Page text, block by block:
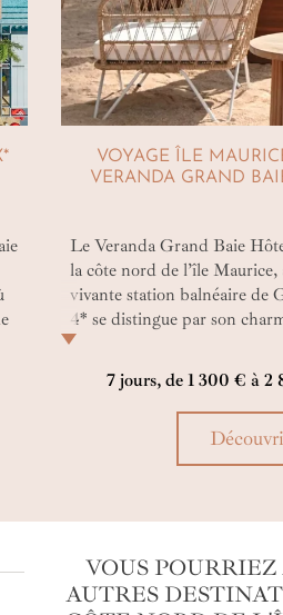
VOYAGE ÎLE
VERANDA GRAND
Le Veranda Grand Baie
la côte nord de l’île
vivante station balnéaire de
4* se distingue par son
maisons coloniales blanches
colorées, créant une
décontractée à l'image de
mauricien. Gastronomie
confortables et cadre
Baie est un havre de paix
7 jours, de 1 300 € à 2
VOUS
AUTRES